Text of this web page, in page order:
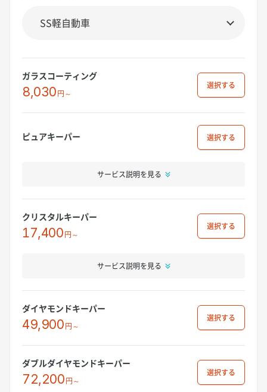
ガラスコーティング
8,030円～
選択
ピュアキーパー 選択
サービス説明を見る
クリスタルキーパー
17,400円～
選択
サービス説明を見る
ダイヤモンドキーパー
49,900円～
選択
ダブルダイヤモンドキーパー
72,200円～
選択